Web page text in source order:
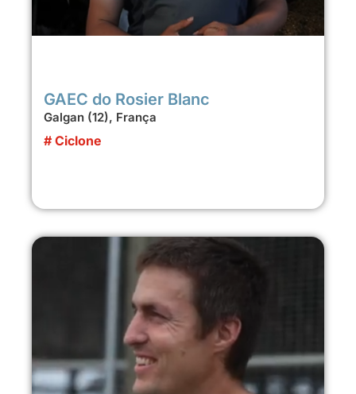
GAEC do Rosier Blanc
Galgan (12), França
# Ciclone